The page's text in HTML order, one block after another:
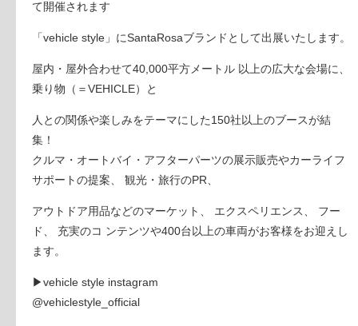
て開催されます
「vehicle style」にSantaRosaブランドとして出展いたします。
屋内・屋外合わせて40,000平方メートル 以上の広大な会場に、
乗り物（＝VEHICLE）と
人との関係や楽しみをテーマにした150社以上のブースが結
集！
クルマ・オートバイ・アフターパーツの展示販売やカーライフ
サポートの提案、 観光・旅行のPR、
アウトドア用品などのマーケット、 エクスペリエンス、 フー
ド、 充実のコ ンテンツや400台以上の車両がお客様をお迎えし
ます。
▶vehicle style instagram
@vehiclestyle_official